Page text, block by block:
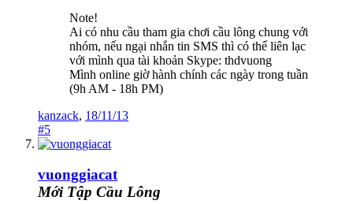
Note!
Ai có nhu cầu tham gia chơi cầu lông chung với
nhóm, nếu ngại nhắn tin SMS thì có thể liên lạc
với mình qua tài khoản Skype: thdvuong
Mình online giờ hành chính các ngày trong tuần
(9h AM - 18h PM)
kanzack, 18/11/13
#5
vuonggiacat
Mới Tập Cầu Lông